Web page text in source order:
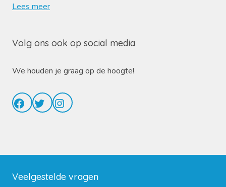
Lees meer
Volg ons ook op social media
We houden je graag op de hoogte!
Facebook
TwitterInstagram
Veelgestelde vragen